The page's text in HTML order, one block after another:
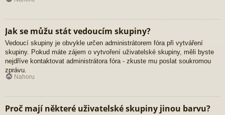
Jak se můžu stát vedoucím skupiny?
Vedoucí skupiny je obvykle určen administrátorem fóra při vytváření
skupiny. Pokud máte zájem o vytvoření uživatelské skupiny, měli byste
nejdříve kontaktovat administrátora fóra - zkuste mu poslat soukromou
zprávu.
Nahoru
Proč mají některé uživatelské skupiny jinou barvu?